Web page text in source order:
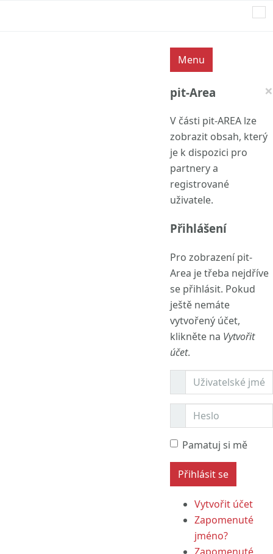
Menu
×
pit-Area
V části pit-AREA lze
zobrazit obsah, který
je k dispozici pro
partnery a
registrované
uživatele.
Přihlášení
Pro zobrazení pit-
Area je třeba nejdříve
se přihlásit. Pokud
ještě nemáte
vytvořený účet,
klikněte na Vytvořit
účet.
Pamatuj si mě
Vytvořit účet
Zapomenuté
jméno?